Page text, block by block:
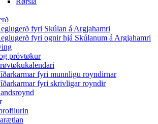
fyri Skúlan á Argjahamri
fyri ognir hjá Skúlanum á Argjahamri
próvtøkur
fyri munnligu royndirnar
fyri skrivligar royndir